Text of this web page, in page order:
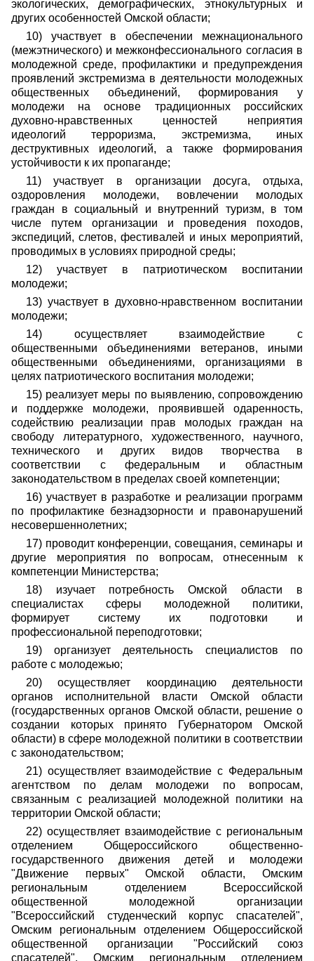
экологических, демографических, этнокультурных и
других особенностей Омской области;
10) участвует в обеспечении межнационального
(межэтнического) и межконфессионального согласия в
молодежной среде, профилактики и предупреждения
проявлений экстремизма в деятельности молодежных
общественных объединений, формирования у
молодежи на основе традиционных российских
духовно-нравственных ценностей неприятия
идеологий терроризма, экстремизма, иных
деструктивных идеологий, а также формирования
устойчивости к их пропаганде;
11) участвует в организации досуга, отдыха,
оздоровления молодежи, вовлечении молодых
граждан в социальный и внутренний туризм, в том
числе путем организации и проведения походов,
экспедиций, слетов, фестивалей и иных мероприятий,
проводимых в условиях природной среды;
12) участвует в патриотическом воспитании
молодежи;
13) участвует в духовно-нравственном воспитании
молодежи;
14) осуществляет взаимодействие с
общественными объединениями ветеранов, иными
общественными объединениями, организациями в
целях патриотического воспитания молодежи;
15) реализует меры по выявлению, сопровождению
и поддержке молодежи, проявившей одаренность,
содействию реализации прав молодых граждан на
свободу литературного, художественного, научного,
технического и других видов творчества в
соответствии с федеральным и областным
законодательством в пределах своей компетенции;
16) участвует в разработке и реализации программ
по профилактике безнадзорности и правонарушений
несовершеннолетних;
17) проводит конференции, совещания, семинары и
другие мероприятия по вопросам, отнесенным к
компетенции Министерства;
18) изучает потребность Омской области в
специалистах сферы молодежной политики,
формирует систему их подготовки и
профессиональной переподготовки;
19) организует деятельность специалистов по
работе с молодежью;
20) осуществляет координацию деятельности
органов исполнительной власти Омской области
(государственных органов Омской области, решение о
создании которых принято Губернатором Омской
области) в сфере молодежной политики в соответствии
с законодательством;
21) осуществляет взаимодействие с Федеральным
агентством по делам молодежи по вопросам,
связанным с реализацией молодежной политики на
территории Омской области;
22) осуществляет взаимодействие с региональным
отделением Общероссийского общественно-
государственного движения детей и молодежи
"Движение первых" Омской области, Омским
региональным отделением Всероссийской
общественной молодежной организации
"Всероссийский студенческий корпус спасателей",
Омским региональным отделением Общероссийской
общественной организации "Российский союз
спасателей", Омским региональным отделением